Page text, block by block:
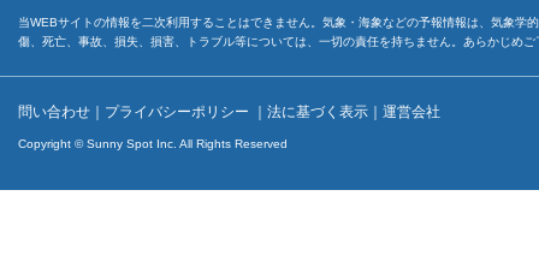
当WEBサイトの情報を二次利用することはできません。気象・海象などの予報情報は、気象
傷、死亡、事故、損失、損害、トラブル等については、一切の責任を持ちません。あらかじめ
問い合わせ ｜ プライバシーポリシー ｜ 法に基づく表示 ｜ 運営会社
Copyright © Sunny Spot Inc. All Rights Reserved